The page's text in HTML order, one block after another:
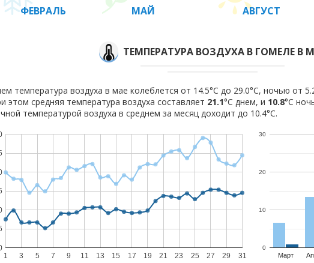
ФЕВРАЛЬ
МАЙ
АВГУСТ
ТЕМПЕРАТУРА ВОЗДУХА В ГОМЕЛЕ В
температура воздуха в мае колеблется от 14.5°C до 29.0°C, ночью от
этом средняя температура воздуха составляет 21.1°C днем, и 10.8°C
температурой воздуха в среднем за месяц доходит до 10.4°С.
1 3 5 7 9 11 13 15 17 19 21 23 25 27 29 31 Март
0
10
20
30